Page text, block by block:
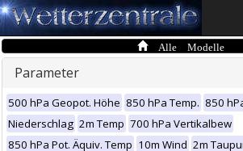
Alle Modelle
Parameter
500 hPa Geopot. Höhe 850 hPa Temp. 850
Niederschlag 2m Temp 700 hPa Vertikalbew
850 hPa Pot. Äquiv. Temp 10m Wind 2m